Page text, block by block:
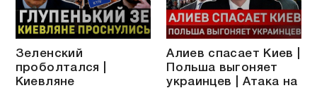
Зеленский
проболтался |
Киевляне
Алиев спасает Киев |
Польша выгоняет
украинцев | Атака на